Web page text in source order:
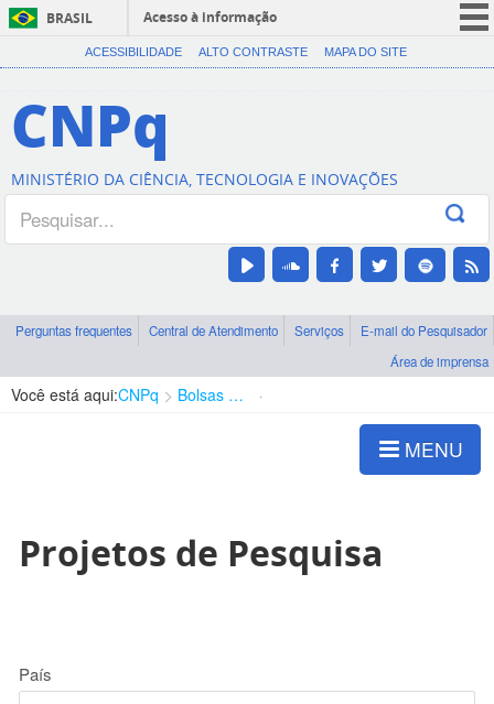
BRASIL
Acesso à informação
CORONAVÍRUS (COVID-19)
Canais
ACESSIBILIDADE ALTO CONTRASTE MAPA DO SITE
CNPq
MINISTÉRIO DA CIÊNCIA, TECNOLOGIA E INOVAÇÕES
Perguntas frequentes Central de Atendimento Serviços
E-mail do Pesquisador
Área de imprensa
Você está aqui:CNPq Bolsas e Auxílios Vigentes
MENU
Projetos de Pesquisa
País